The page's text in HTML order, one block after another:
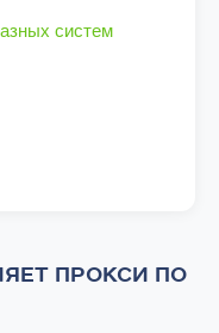
систем
ПРОКСИ ПО